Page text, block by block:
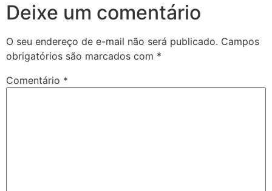
Deixe um comentário
O seu endereço de e-mail não será publicado. Campos
obrigatórios são marcados com *
Comentário *